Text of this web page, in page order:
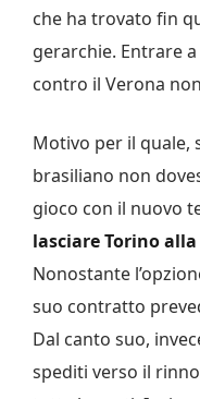
che ha trovato fin
gerarchie. Entrare
contro il Verona
Motivo per il quale,
brasiliano non
gioco con il nuovo
lasciare Torino
Nonostante
suo contratto
Dal canto suo,
spediti verso il